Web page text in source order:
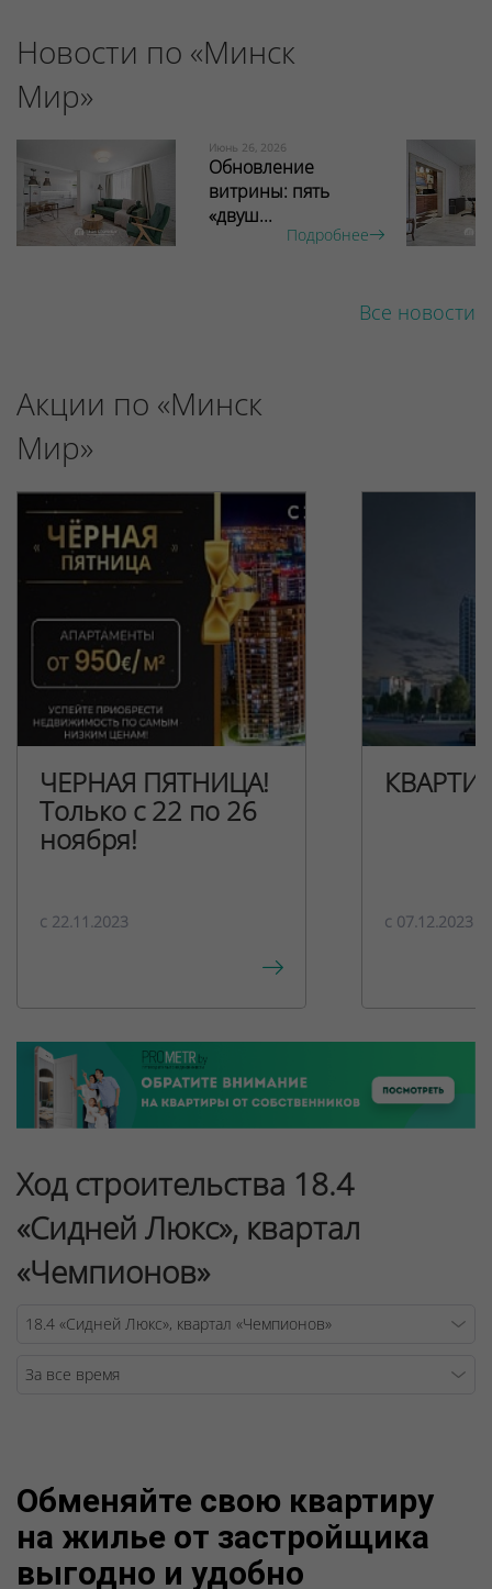
Новости по «Минск
Мир»
Июнь 26, 2026
Обновление
витрины: пять
«двуш...
Подробнее
Все новости
Акции по «Минск
Мир»
ЧЕРНАЯ ПЯТНИЦА!
Только с 22 по 26
ноября!
c 22.11.2023 c 07.12.2023
Ход строительства 18.4
«Сидней Люкс», квартал
«Чемпионов»
Обменяйте свою квартиру
на жилье от застройщика
выгодно и удобно